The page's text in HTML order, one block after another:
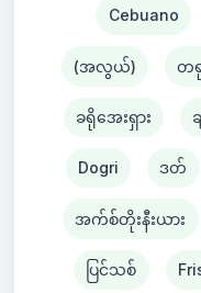
Cebuano
(အလွယ်) တ
ခရိုအေးရှား
Dogri ဒတ်
အက်စ်တိုးနီးယား
ပြင်သစ်